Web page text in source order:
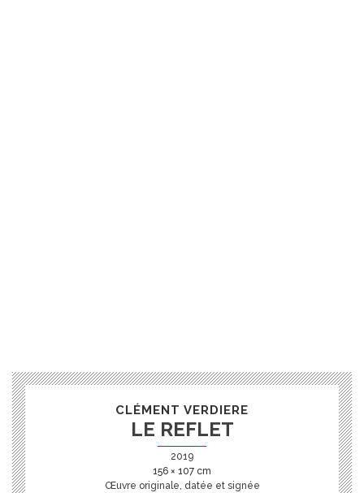
CLÉMENT VERDIERE
LE REFLET
2019
156 × 107 cm
Œuvre originale, datée et signée